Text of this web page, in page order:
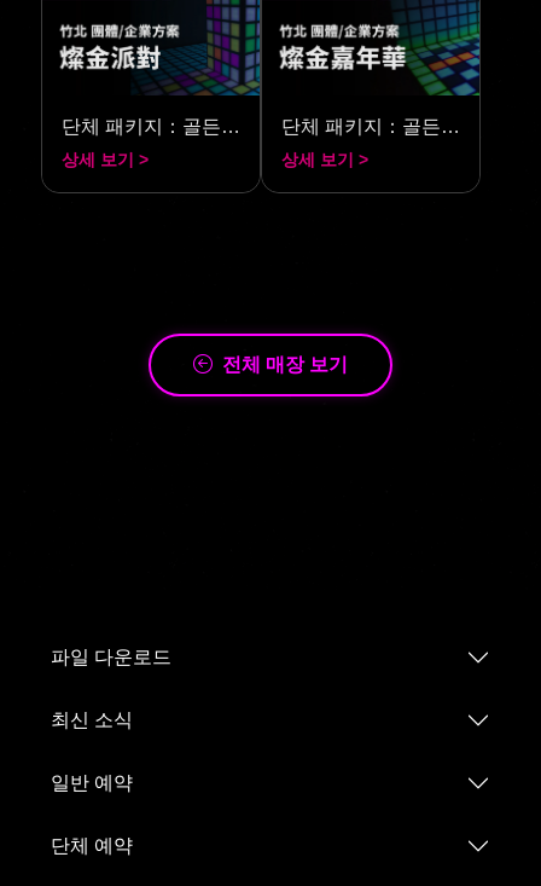
단체 패키지：골든 파티
상세 보기 >
단체 패키지：골든 카니발
상세 보기 >
전체 매장 보기
파일 다운로드
최신 소식
일반 예약
단체 예약